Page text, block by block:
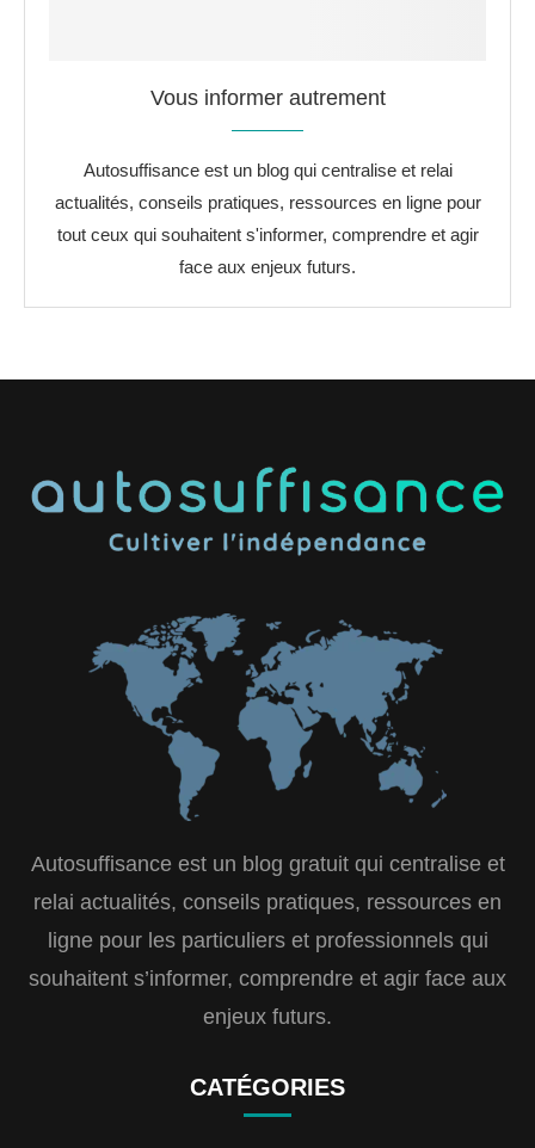
Vous informer autrement
Autosuffisance est un blog qui centralise et relai
actualités, conseils pratiques, ressources en ligne pour
tout ceux qui souhaitent s'informer, comprendre et agir
face aux enjeux futurs.
Autosuffisance est un blog gratuit qui centralise et
relai actualités, conseils pratiques, ressources en
ligne pour les particuliers et professionnels qui
souhaitent s’informer, comprendre et agir face aux
enjeux futurs.
CATÉGORIES